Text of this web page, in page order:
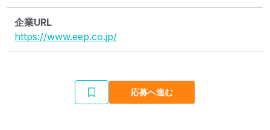
企業URL
https://www.eep.co.jp/
応募へ進む